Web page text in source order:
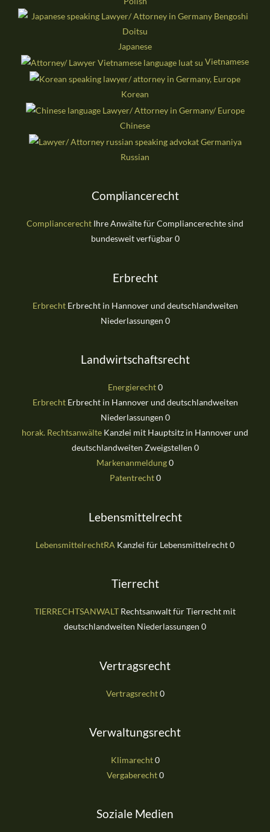
Japanese
Vietnamese
Korean
Chinese
Russian
Compliancerecht
Compliancerecht Ihre Anwälte für Compliancerechte sind
bundesweit verfügbar 0
Erbrecht
ErbrechtErbrecht in Hannover und deutschlandweiten
Niederlassungen 0
Landwirtschaftsrecht
Energierecht0
ErbrechtErbrecht in Hannover und deutschlandweiten
Niederlassungen 0
horak. Rechtsanwälte Kanzlei mit Hauptsitz in Hannover und
deutschlandweiten Zweigstellen 0
Markenanmeldung0
Patentrecht0
Lebensmittelrecht
LebensmittelrechtRA Kanzlei für Lebensmittelrecht 0
Tierrecht
TIERRECHTSANWALT Rechtsanwalt für Tierrecht mit
deutschlandweiten Niederlassungen 0
Vertragsrecht
Vertragsrecht0
Verwaltungsrecht
Klimarecht0
Vergaberecht0
Soziale Medien